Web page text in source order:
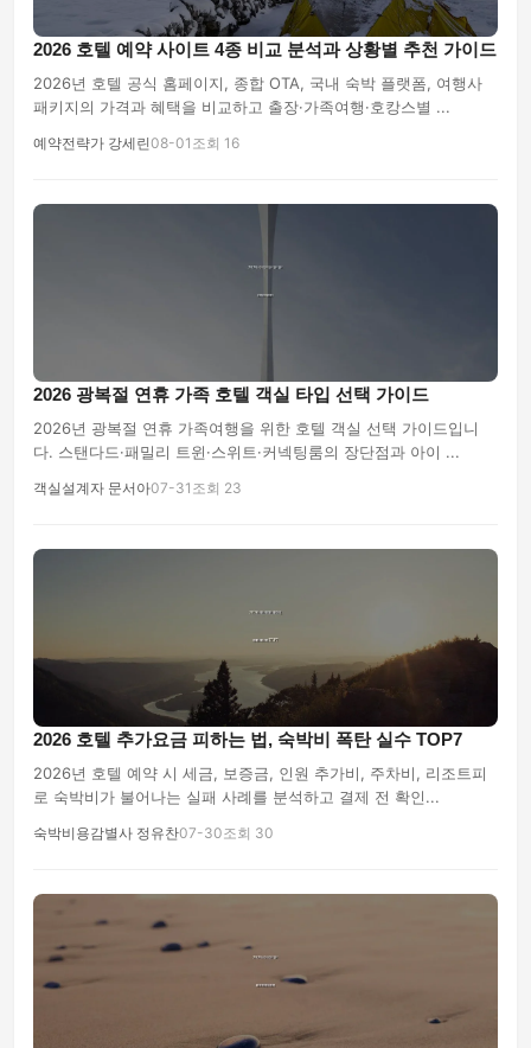
2026 호텔 예약 사이트 4종 비교 분석과 상황별 추천 가이드
2026년 호텔 공식 홈페이지, 종합 OTA, 국내 숙박 플랫폼, 여행사
패키지의 가격과 혜택을 비교하고 출장·가족여행·호캉스별 ...
예약전략가 강세린08-01 조회 16
2026 광복절 연휴 가족 호텔 객실 타입 선택 가이드
2026년 광복절 연휴 가족여행을 위한 호텔 객실 선택 가이드입니
다. 스탠다드·패밀리 트윈·스위트·커넥팅룸의 장단점과 아이 ...
객실설계자 문서아07-31 조회 23
2026 호텔 추가요금 피하는 법, 숙박비 폭탄 실수 TOP7
2026년 호텔 예약 시 세금, 보증금, 인원 추가비, 주차비, 리조트피
로 숙박비가 불어나는 실패 사례를 분석하고 결제 전 확인...
숙박비용감별사 정유찬07-30조회 30